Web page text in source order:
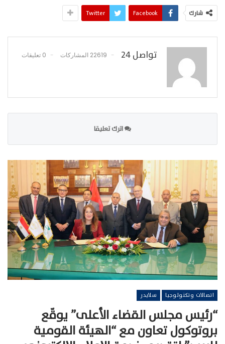
شارك Facebook
Twitter
تواصل 24 22619 المشاركات 0 تعليقات
اترك تعليقا
اتصالات وتكنولوجيا سلايدر
“رئيس مجلس القضاء الأعلى” يوقّع
بروتوكول تعاون مع “الهيئة القومية